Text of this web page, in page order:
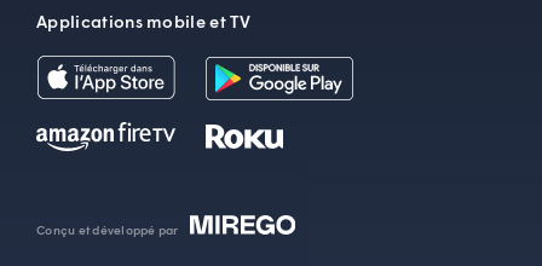
Applications mobile et TV
Conçu et développé par